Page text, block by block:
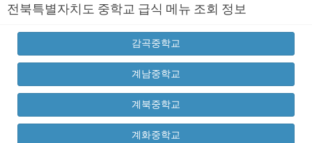
전북특별자치도 중학교 급식 메뉴 조회 정보
감곡중학교
계남중학교
계북중학교
계화중학교